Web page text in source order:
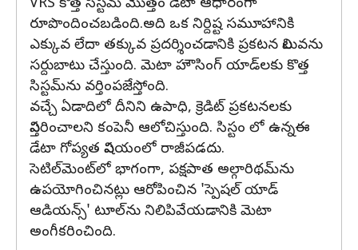
VRS కొత్త సిస్టమ్ మొత్తం డేటా ఆధారంగా
రూపొందించబడింది.అది ఒక నిర్దిష్ట సమూహానికి
ఎక్కువ లేదా తక్కువ ప్రదర్శించడానికి ప్రకటన విలువను
సర్దుబాటు చేస్తుంది. మెటా హౌసింగ్ యాడ్‌లకు కొత్త
సిస్టమ్‌ను వర్తింపజేస్తోంది.
వచ్చే ఏడాదిలో దీనిని ఉపాధి, క్రెడిట్ ప్రకటనలకు
విస్తరించాలని కంపెనీ ఆలోచిస్తుంది. సిస్టం లో ఉన్నఈ
డేటా గోప్యత విషయంలో రాజీపడదు.
సెటిల్‌మెంట్‌లో భాగంగా, పక్షపాత అల్గారిథమ్‌ను
ఉపయోగించినట్లు ఆరోపించిన 'స్పెషల్ యాడ్
ఆడియన్స్' టూల్‌ను నిలిపివేయడానికి మెటా
అంగీకరించింది.